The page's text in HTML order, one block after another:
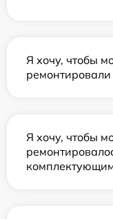
Я хочу, чтобы
Я хочу, чтобы